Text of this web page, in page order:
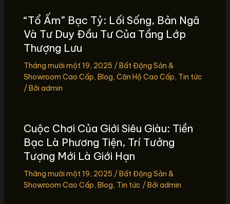
“Tổ Ấm” Bạc Tỷ: Lối Sống, Bản Ngã
Và Tư Duy Đầu Tư Của Tầng Lớp
Thượng Lưu
Tháng mười một 19, 2025 /Bất Động Sản &
Showroom Cao Cấp, Blog, Căn Hộ Cao Cấp, Tin tức
/ Bởi admin
Cuộc Chơi Của Giới Siêu Giàu: Tiền
Bạc Là Phương Tiện, Trí Tưởng
Tượng Mới Là Giới Hạn
Tháng mười một 19, 2025 /Bất Động Sản &
Showroom Cao Cấp, Blog, Tin tức / Bởi admin